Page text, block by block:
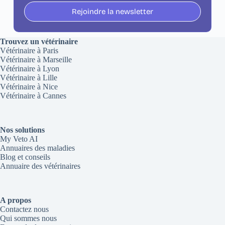
Rejoindre la newsletter
Trouvez un vétérinaire
Vétérinaire à Paris
Vétérinaire à Marseille
Vétérinaire à Lyon
Vétérinaire à Lille
Vétérinaire à Nice
Vétérinaire à Cannes
Nos solutions
My Veto AI
Annuaires des maladies
Blog et conseils
Annuaire des vétérinaires
A propos
Contactez nous
Qui sommes nous